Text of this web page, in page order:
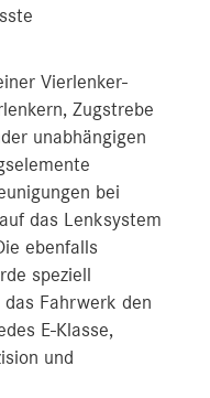
Vierlenker-
Zugstrebe
unabhängigen
bei
das Lenksystem
ebenfalls
speziell
Fahrwerk den
E-Klasse,
und